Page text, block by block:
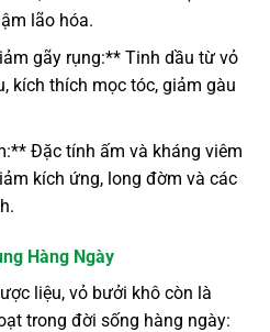
lão hóa.
gãy rụng:** Tinh dầu từ vỏ
kích thích mọc tóc, giảm gàu
Đặc tính ấm và kháng viêm
kích ứng, long đờm và các
Hàng Ngày
liệu, vỏ bưởi khô còn là
trong đời sống hàng ngày: